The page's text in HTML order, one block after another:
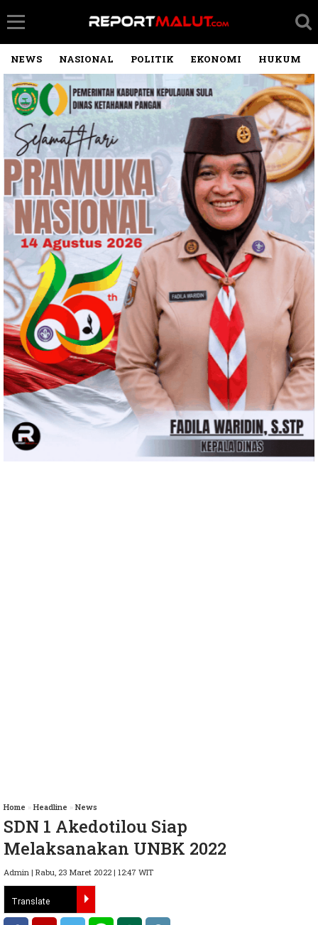
NEWS NASIONAL POLITIK EKONOMI HUKUM
Home » Headline » News
SDN 1 Akedotilou Siap
Melaksanakan UNBK 2022
Admin | Rabu, 23 Maret 2022 | 12:47 WIT